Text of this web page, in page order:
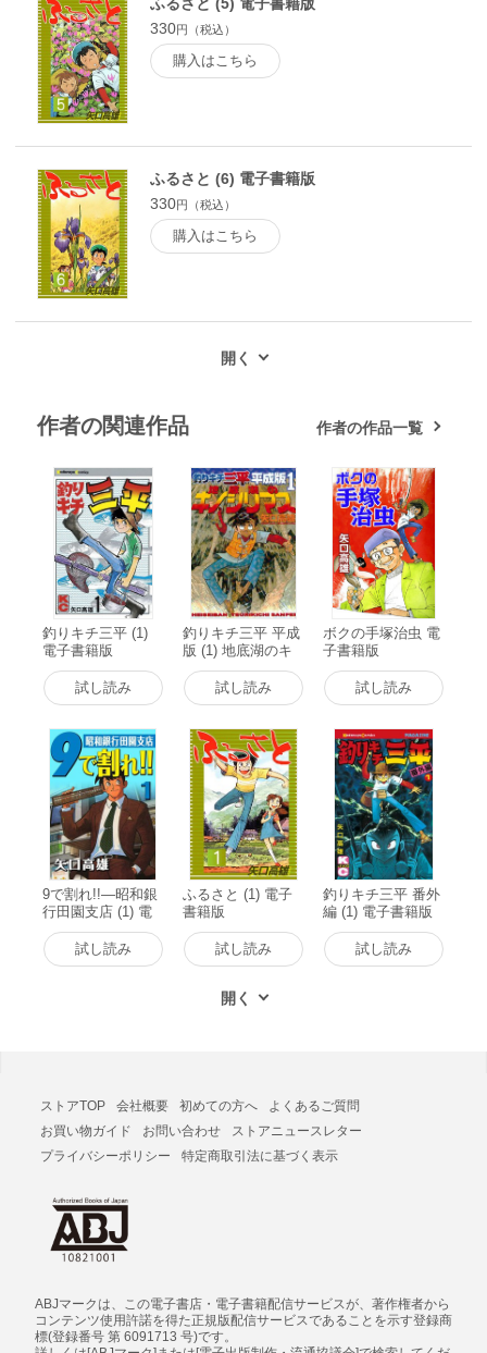
330円（税込）
購入はこちら
ふるさと (6) 電子書籍版
330円（税込）
購入はこちら
作者の関連作品 作者の作品一覧
釣りキチ三平 (1)
電子書籍版
試し読み
釣りキチ三平 平成
版 (1) 地底湖のキ
ノシリマス 電子書
籍版
試し読み
ボクの手塚治虫 電
子書籍版
試し読み
9で割れ!!―昭和銀
行田園支店 (1) 電
子書籍版
試し読み
ふるさと (1) 電子
書籍版
試し読み
釣りキチ三平 番外
編 (1) 電子書籍版
試し読み
ストアTOP 会社概要 初めての方へ
よくあるご質問
お買い物ガイド
お問い合わせ
ストアニュースレター
プライバシーポリシー
特定商取引法に基づく表示
ABJマークは、この電子書店・電子書籍配信サービスが、著作権者から
コンテンツ使用許諾を得た正規版配信サービスであることを示す登録商
標(登録番号 第 6091713 号)です。